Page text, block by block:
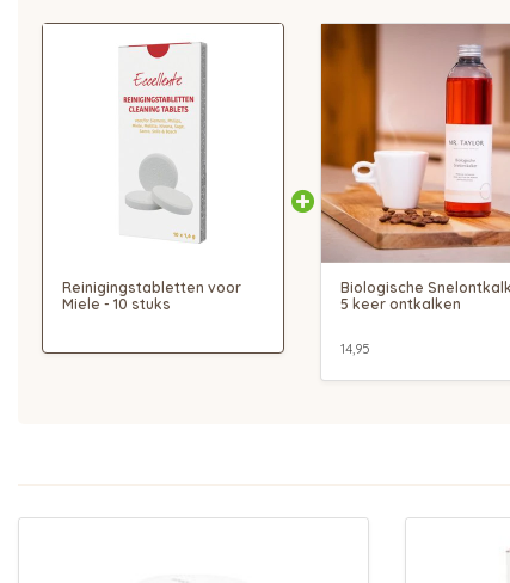
Reinigingstabletten voor
Miele - 10 stuks
Biologische
5 keer ontkalken
14,95